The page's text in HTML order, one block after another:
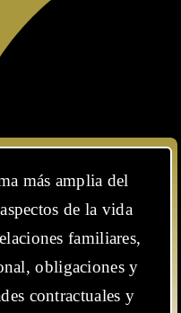
más amplia del
de la vida
familiares,
obligaciones y
contractuales y